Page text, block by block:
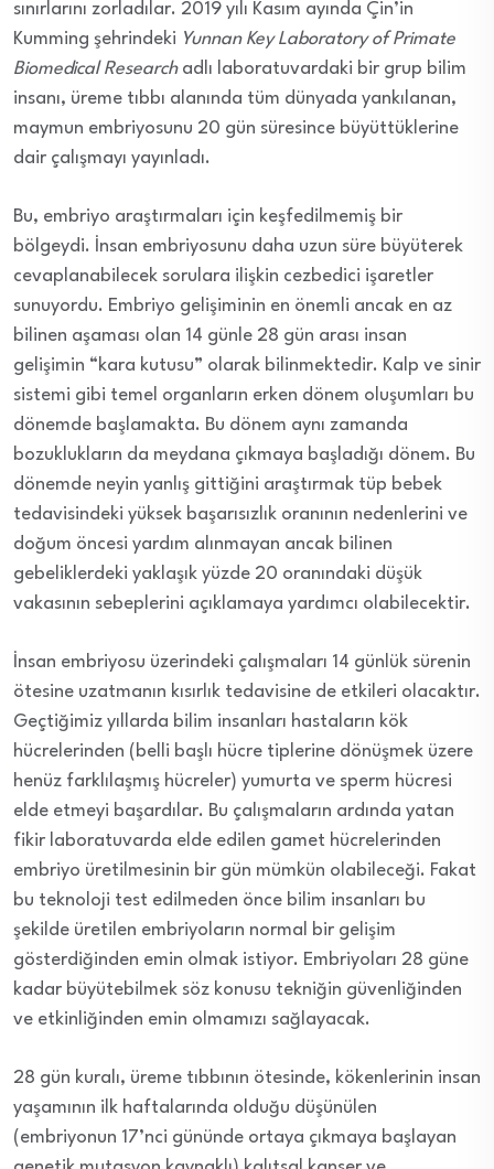
sınırlarını zorladılar. 2019 yılı Kasım ayında Çin’in
Kumming şehrindeki Yunnan Key Laboratory of Primate
Biomedical Research adlı laboratuvardaki bir grup bilim
insanı, üreme tıbbı alanında tüm dünyada yankılanan,
maymun embriyosunu 20 gün süresince büyüttüklerine
dair çalışmayı yayınladı.
Bu, embriyo araştırmaları için keşfedilmemiş bir
bölgeydi. İnsan embriyosunu daha uzun süre büyüterek
cevaplanabilecek sorulara ilişkin cezbedici işaretler
sunuyordu. Embriyo gelişiminin en önemli ancak en az
bilinen aşaması olan 14 günle 28 gün arası insan
gelişimin “kara kutusu” olarak bilinmektedir. Kalp ve sinir
sistemi gibi temel organların erken dönem oluşumları bu
dönemde başlamakta. Bu dönem aynı zamanda
bozuklukların da meydana çıkmaya başladığı dönem. Bu
dönemde neyin yanlış gittiğini araştırmak tüp bebek
tedavisindeki yüksek başarısızlık oranının nedenlerini ve
doğum öncesi yardım alınmayan ancak bilinen
gebeliklerdeki yaklaşık yüzde 20 oranındaki düşük
vakasının sebeplerini açıklamaya yardımcı olabilecektir.
İnsan embriyosu üzerindeki çalışmaları 14 günlük sürenin
ötesine uzatmanın kısırlık tedavisine de etkileri olacaktır.
Geçtiğimiz yıllarda bilim insanları hastaların kök
hücrelerinden (belli başlı hücre tiplerine dönüşmek üzere
henüz farklılaşmış hücreler) yumurta ve sperm hücresi
elde etmeyi başardılar. Bu çalışmaların ardında yatan
fikir laboratuvarda elde edilen gamet hücrelerinden
embriyo üretilmesinin bir gün mümkün olabileceği. Fakat
bu teknoloji test edilmeden önce bilim insanları bu
şekilde üretilen embriyoların normal bir gelişim
gösterdiğinden emin olmak istiyor. Embriyoları 28 güne
kadar büyütebilmek söz konusu tekniğin güvenliğinden
ve etkinliğinden emin olmamızı sağlayacak.
28 gün kuralı, üreme tıbbının ötesinde, kökenlerinin insan
yaşamının ilk haftalarında olduğu düşünülen
(embriyonun 17’nci gününde ortaya çıkmaya başlayan